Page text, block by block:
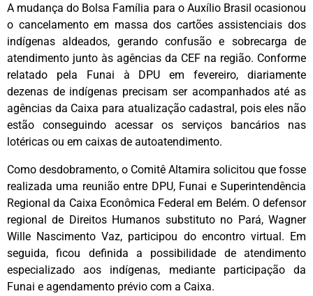
A mudança do Bolsa Família para o Auxílio Brasil ocasionou
o cancelamento em massa dos cartões assistenciais dos
indígenas aldeados, gerando confusão e sobrecarga de
atendimento junto às agências da CEF na região. Conforme
relatado pela Funai à DPU em fevereiro, diariamente
dezenas de indígenas precisam ser acompanhados até as
agências da Caixa para atualização cadastral, pois eles não
estão conseguindo acessar os serviços bancários nas
lotéricas ou em caixas de autoatendimento.
Como desdobramento, o Comitê Altamira solicitou que fosse
realizada uma reunião entre DPU, Funai e Superintendência
Regional da Caixa Econômica Federal em Belém. O defensor
regional de Direitos Humanos substituto no Pará, Wagner
Wille Nascimento Vaz, participou do encontro virtual. Em
seguida, ficou definida a possibilidade de atendimento
especializado aos indígenas, mediante participação da
Funai e agendamento prévio com a Caixa.